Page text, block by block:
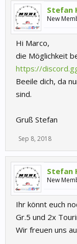
Stefan
New
Hi Marco,
die Möglichkeit
https://
Beeile dich, da
sind.
Gruß Stefan
Sep 8, 2018
Stefan
New
Ihr könnt euch
Gr.5 und 2x
Wir freuen uns